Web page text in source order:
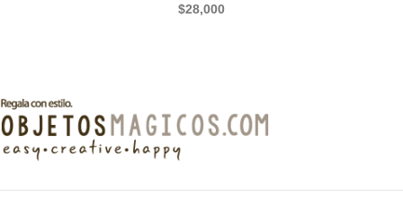
$28,000